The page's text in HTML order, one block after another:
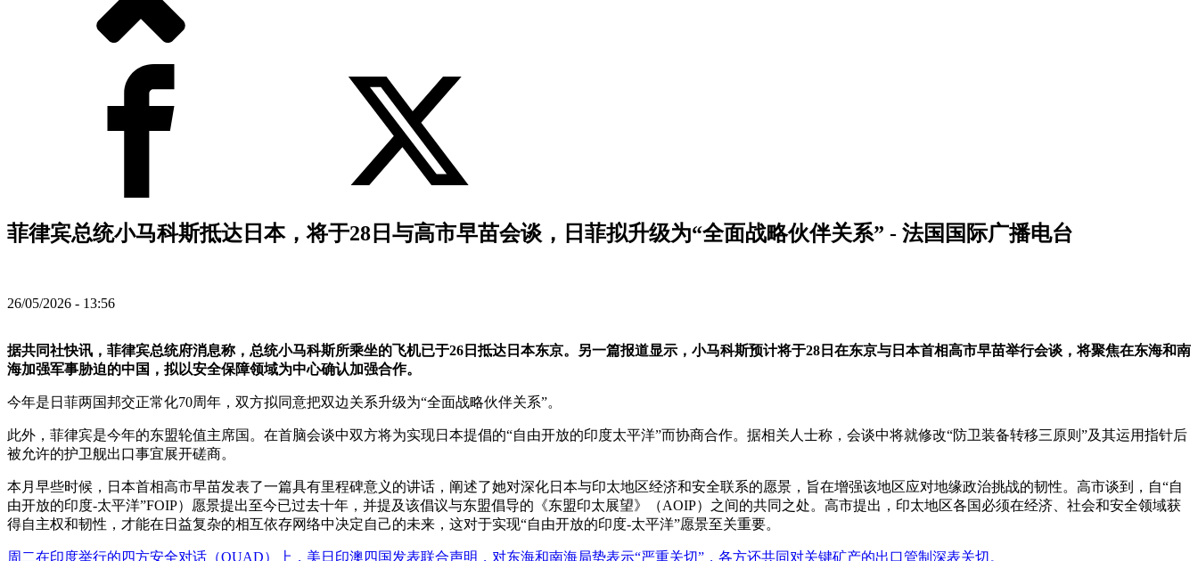
菲律宾总统小马科斯抵达日本，将于28日与高市早苗会谈，日菲拟升级为“全面战略伙伴关系” - 法国国际广播电台
26/05/2026 - 13:56
据共同社快讯，菲律宾总统府消息称，总统小马科斯所乘坐的飞机已于26日抵达日本东京。另一篇报道显示，小马科斯预计将于28日在东京与日本首相高市早苗举行会谈，将聚焦在东海和南
海加强军事胁迫的中国，拟以安全保障领域为中心确认加强合作。
今年是日菲两国邦交正常化70周年，双方拟同意把双边关系升级为“全面战略伙伴关系”。
此外，菲律宾是今年的东盟轮值主席国。在首脑会谈中双方将为实现日本提倡的“自由开放的印度太平洋”而协商合作。据相关人士称，会谈中将就修改“防卫装备转移三原则”及其运用指针后
被允许的护卫舰出口事宜展开磋商。
本月早些时候，日本首相高市早苗发表了一篇具有里程碑意义的讲话，阐述了她对深化日本与印太地区经济和安全联系的愿景，旨在增强该地区应对地缘政治挑战的韧性。高市谈到，自“自
由开放的印度-太平洋”FOIP）愿景提出至今已过去十年，并提及该倡议与东盟倡导的《东盟印太展望》（AOIP）之间的共同之处。高市提出，印太地区各国必须在经济、社会和安全领域获
得自主权和韧性，才能在日益复杂的相互依存网络中决定自己的未来，这对于实现“自由开放的印度-太平洋”愿景至关重要。
周二在印度举行的四方安全对话（QUAD）上，美日印澳四国发表联合声明，对东海和南海局势表示“严重关切”，各方还共同对关键矿产的出口管制深表关切。